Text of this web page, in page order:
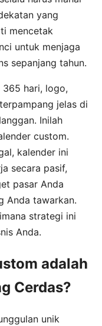
yang
mencetak
untuk menjaga
sepanjang tahun.
365 hari, logo,
jelas di
Inilah
custom.
kalender ini
secara pasif,
pasar Anda
Anda tawarkan.
strategi ini
Anda.
adalah
Cerdas?
unik